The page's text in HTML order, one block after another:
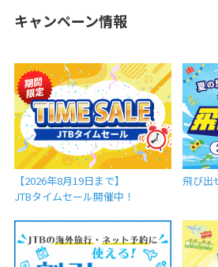
キャンペーン情報
【2026年8月19日まで】
JTBタイムセール開催中！
飛び出